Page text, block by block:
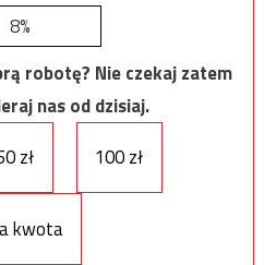
8%
robotę? Nie czekaj zatem
nas od dzisiaj.
zł 100 zł
kwota